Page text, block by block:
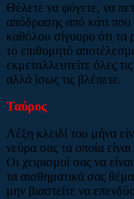
Θέλετε να φύγετε, να
απόδρασης από κάτι που
καθόλου σίγουρο ότι τα
το επιθυμητό
εκμεταλλευτείτε όλες
αλλά ίσως τις βλέπετε.
Ταύρος
Λέξη κλειδί του μήνα
νεύρα σας τα οποία
Οι χειρισμοί σας να
τα αισθηματικά σας
μην βιαστείτε να